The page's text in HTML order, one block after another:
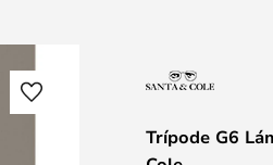
Trípode G6